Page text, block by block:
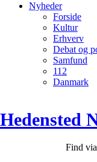
Nyheder
Forside
Kultur
Erhverv
Debat og
Samfund
112
Danmark
Hedensted
Find